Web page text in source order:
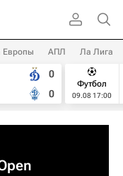
Европы АПЛ Ла Лига
0
0
Футбол
09.08 17:00